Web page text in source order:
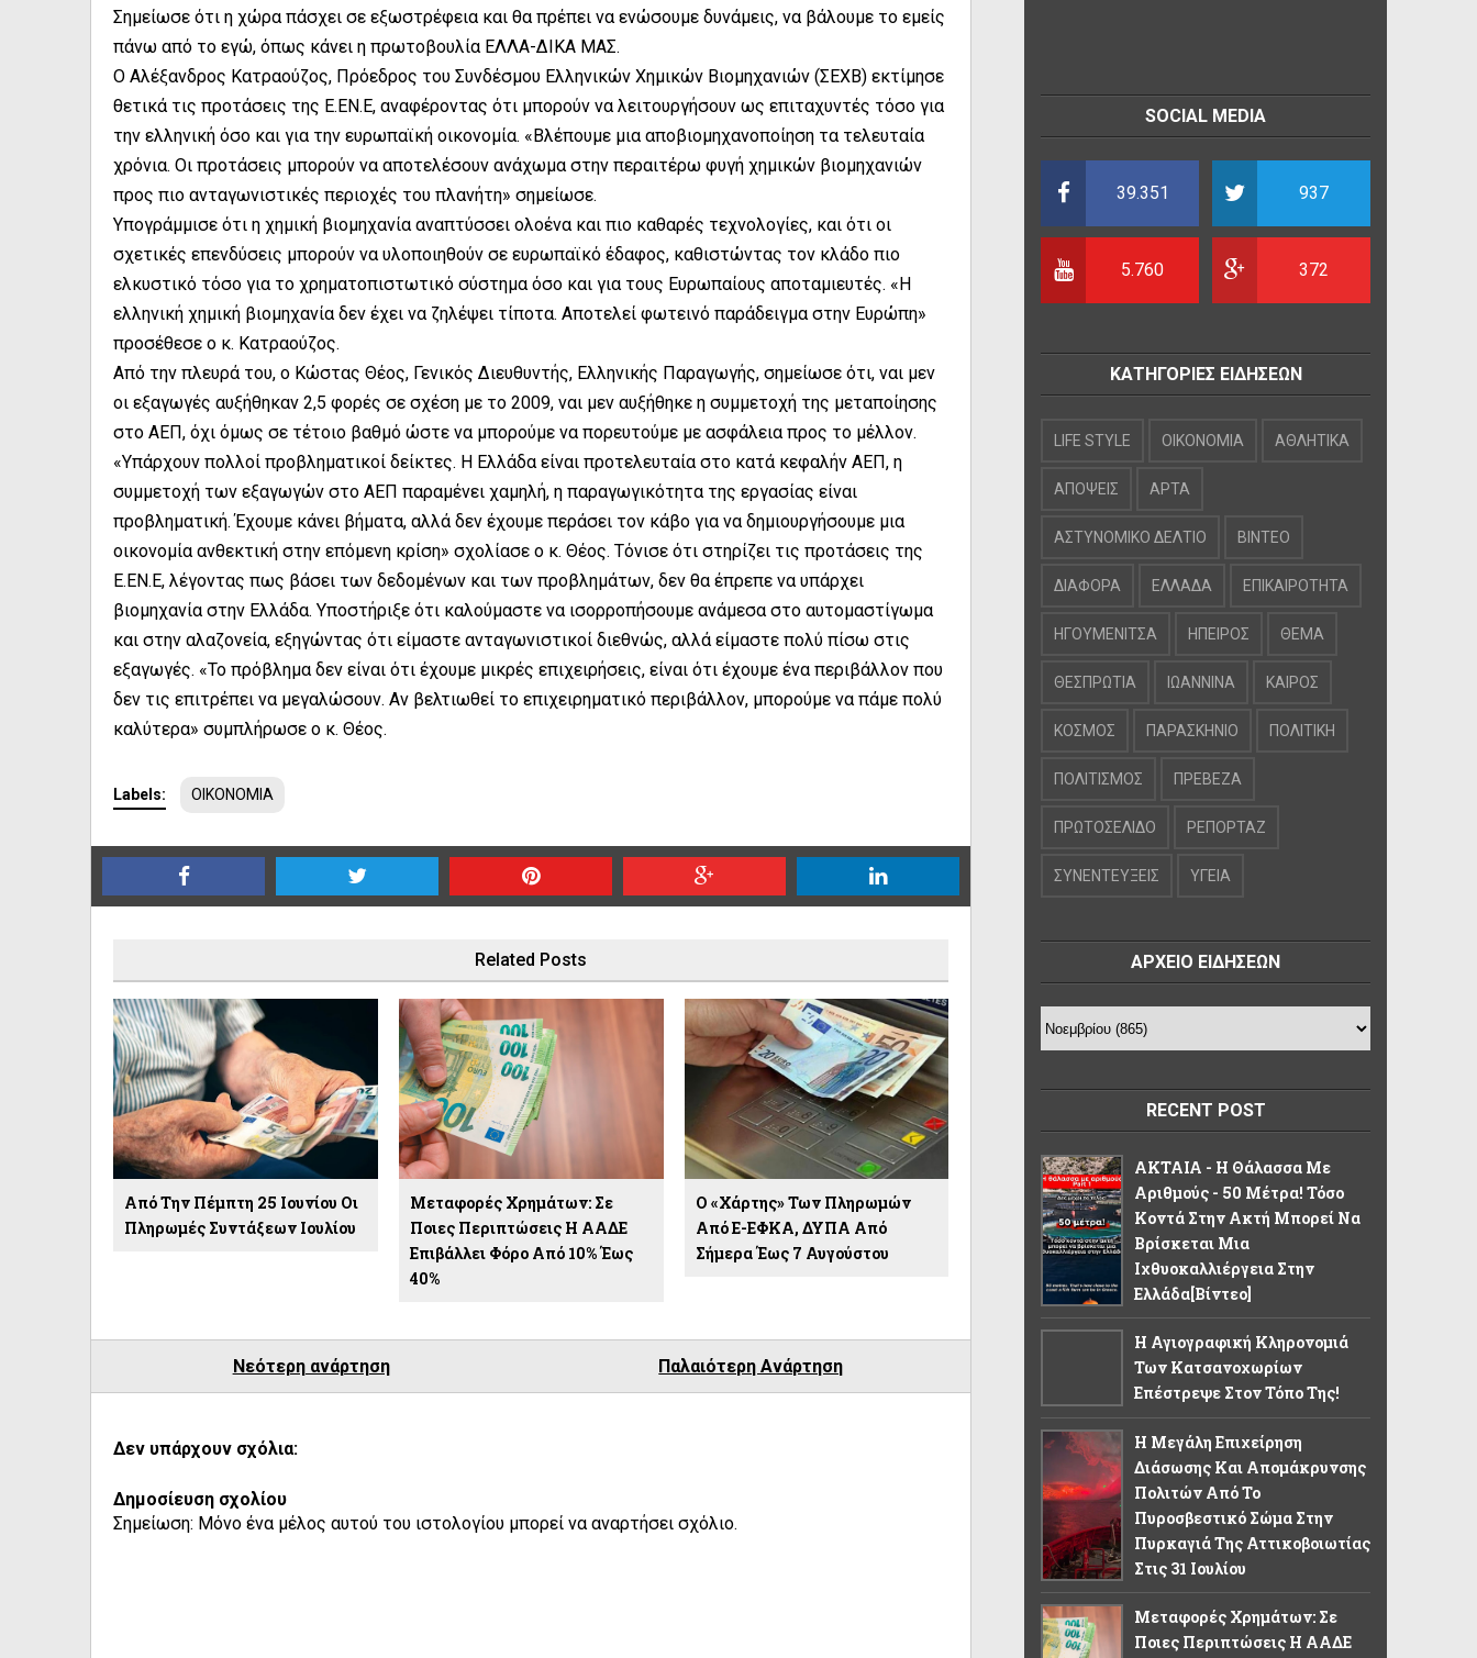
Σημείωσε ότι η χώρα πάσχει σε εξωστρέφεια και θα πρέπει να ενώσουμε δυνάμεις, να βάλουμε το εμείς
πάνω από το εγώ, όπως κάνει η πρωτοβουλία ΕΛΛΑ-ΔΙΚΑ ΜΑΣ.
Ο Αλέξανδρος Κατραούζος, Πρόεδρος του Συνδέσμου Ελληνικών Χημικών Βιομηχανιών (ΣΕΧΒ) εκτίμησε
θετικά τις προτάσεις της Ε.ΕΝ.Ε, αναφέροντας ότι μπορούν να λειτουργήσουν ως επιταχυντές τόσο για
την ελληνική όσο και για την ευρωπαϊκή οικονομία. «Βλέπουμε μια αποβιομηχανοποίηση τα τελευταία
χρόνια. Οι προτάσεις μπορούν να αποτελέσουν ανάχωμα στην περαιτέρω φυγή χημικών βιομηχανιών
προς πιο ανταγωνιστικές περιοχές του πλανήτη» σημείωσε.
Υπογράμμισε ότι η χημική βιομηχανία αναπτύσσει ολοένα και πιο καθαρές τεχνολογίες, και ότι οι
σχετικές επενδύσεις μπορούν να υλοποιηθούν σε ευρωπαϊκό έδαφος, καθιστώντας τον κλάδο πιο
ελκυστικό τόσο για το χρηματοπιστωτικό σύστημα όσο και για τους Ευρωπαίους αποταμιευτές. «Η
ελληνική χημική βιομηχανία δεν έχει να ζηλέψει τίποτα. Αποτελεί φωτεινό παράδειγμα στην Ευρώπη»
προσέθεσε ο κ. Κατραούζος.
Από την πλευρά του, ο Κώστας Θέος, Γενικός Διευθυντής, Ελληνικής Παραγωγής, σημείωσε ότι, ναι μεν
οι εξαγωγές αυξήθηκαν 2,5 φορές σε σχέση με το 2009, ναι μεν αυξήθηκε η συμμετοχή της μεταποίησης
στο ΑΕΠ, όχι όμως σε τέτοιο βαθμό ώστε να μπορούμε να πορευτούμε με ασφάλεια προς το μέλλον.
«Υπάρχουν πολλοί προβληματικοί δείκτες. Η Ελλάδα είναι προτελευταία στο κατά κεφαλήν ΑΕΠ, η
συμμετοχή των εξαγωγών στο ΑΕΠ παραμένει χαμηλή, η παραγωγικότητα της εργασίας είναι
προβληματική. Έχουμε κάνει βήματα, αλλά δεν έχουμε περάσει τον κάβο για να δημιουργήσουμε μια
οικονομία ανθεκτική στην επόμενη κρίση» σχολίασε ο κ. Θέος. Τόνισε ότι στηρίζει τις προτάσεις της
Ε.ΕΝ.Ε, λέγοντας πως βάσει των δεδομένων και των προβλημάτων, δεν θα έπρεπε να υπάρχει
βιομηχανία στην Ελλάδα. Υποστήριξε ότι καλούμαστε να ισορροπήσουμε ανάμεσα στο αυτομαστίγωμα
και στην αλαζονεία, εξηγώντας ότι είμαστε ανταγωνιστικοί διεθνώς, αλλά είμαστε πολύ πίσω στις
εξαγωγές. «Το πρόβλημα δεν είναι ότι έχουμε μικρές επιχειρήσεις, είναι ότι έχουμε ένα περιβάλλον που
δεν τις επιτρέπει να μεγαλώσουν. Αν βελτιωθεί το επιχειρηματικό περιβάλλον, μπορούμε να πάμε πολύ
καλύτερα» συμπλήρωσε ο κ. Θέος.
Labels: ΟΙΚΟΝΟΜΙΑ
Related Posts
Από Την Πέμπτη 25 Ιουνίου Οι
Πληρωμές Συντάξεων Ιουλίου
Μεταφορές Χρημάτων: Σε
Ποιες Περιπτώσεις Η ΑΑΔΕ
Επιβάλλει Φόρο Από 10% Έως
40%
Ο «χάρτης» Των Πληρωμών
Από E-ΕΦΚΑ, ΔΥΠΑ Από
Σήμερα Έως 7 Αυγούστου
Νεότερη ανάρτηση Παλαιότερη Ανάρτηση
Δεν υπάρχουν σχόλια:
Δημοσίευση σχολίου
Σημείωση: Μόνο ένα μέλος αυτού του ιστολογίου μπορεί να αναρτήσει σχόλιο.
SOCIAL MEDIA
39.351 937
5.760 372
ΚΑΤΗΓΟΡΙΕΣ ΕΙΔΗΣΕΩΝ
LIFE STYLE OIKONOMIA ΑΘΛΗΤΙΚΑ
ΑΠΟΨΕΙΣ ΑΡΤΑ
ΑΣΤΥΝΟΜΙΚΟ ΔΕΛΤΙΟ ΒΙΝΤΕΟ
ΔΙΑΦΟΡΑ ΕΛΛΑΔΑ ΕΠΙΚΑΙΡΟΤΗΤΑ
ΗΓΟΥΜΕΝΙΤΣΑ ΗΠΕΙΡΟΣ ΘΕΜΑ
ΘΕΣΠΡΩΤΙΑ ΙΩΑΝΝΙΝΑ ΚΑΙΡΟΣ
ΚΟΣΜΟΣ ΠΑΡΑΣΚΗΝΙΟ ΠΟΛΙΤΙΚΗ
ΠΟΛΙΤΙΣΜΟΣ ΠΡΕΒΕΖΑ
ΠΡΩΤΟΣΕΛΙΔΟ ΡΕΠΟΡΤΑΖ
ΣΥΝΕΝΤΕΥΞΕΙΣ ΥΓΕΙΑ
ΑΡΧΕΙΟ ΕΙΔΗΣΕΩΝ
RECENT POST
ΑΚΤΑΙΑ - Η Θάλασσα Με
Αριθμούς - 50 Μέτρα! Τόσο
Κοντά Στην Ακτή Μπορεί Να
Βρίσκεται Μια
Ιχθυοκαλλιέργεια Στην
Ελλάδα[βίντεο]
Η Αγιογραφική Κληρονομιά
Των Κατσανοχωρίων
Επέστρεψε Στον Τόπο Της!
Η Μεγάλη Επιχείρηση
Διάσωσης Και Απομάκρυνσης
Πολιτών Από Το
Πυροσβεστικό Σώμα Στην
Πυρκαγιά Της Αττικοβοιωτίας
Στις 31 Ιουλίου
Μεταφορές Χρημάτων: Σε
Ποιες Περιπτώσεις Η ΑΑΔΕ